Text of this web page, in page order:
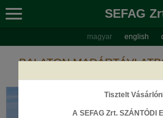
SEFAG
magyar english
BALATON
Tisztelt
A SEFAG Zrt. SZÁNTÓDI